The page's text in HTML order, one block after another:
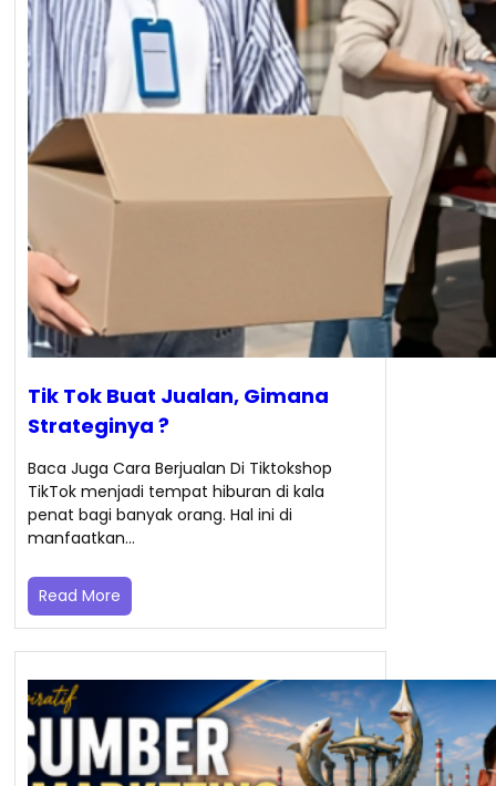
Tik Tok Buat Jualan, Gimana
Strateginya ?
Baca Juga Cara Berjualan Di Tiktokshop
TikTok menjadi tempat hiburan di kala
penat bagi banyak orang. Hal ini di
manfaatkan…
Read More